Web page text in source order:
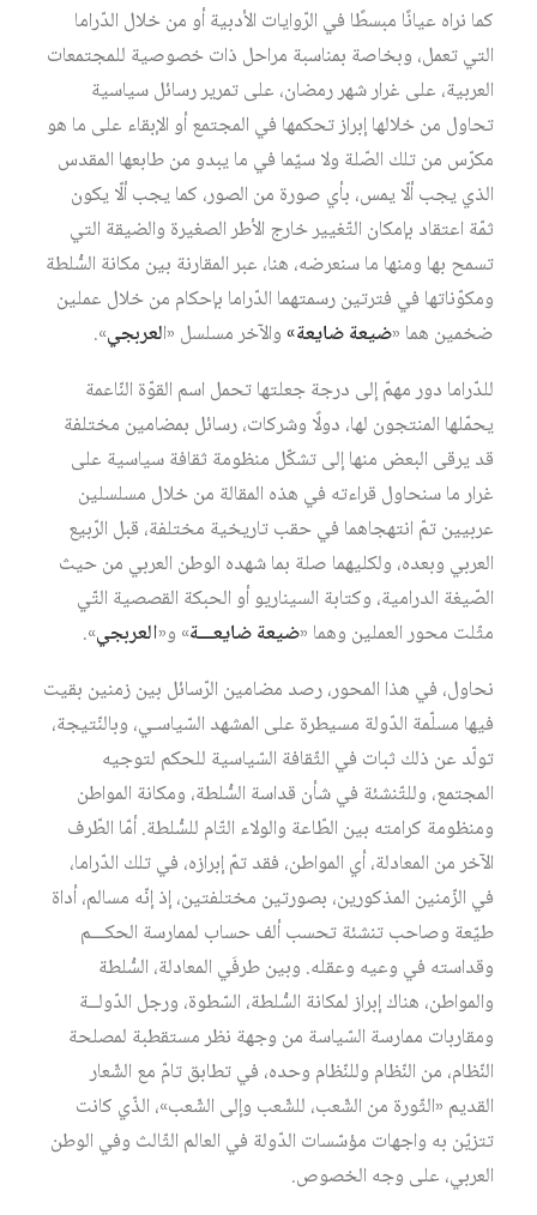
كما نراه عيانًا مبسطًا في الرّوايات الأدبية أو من خلال الدّراما
التي تعمل، وبخاصة بمناسبة مراحل ذات خصوصية للمجتمعات
العربية، على غرار شهر رمضان، على تمرير رسائل سياسية
تحاول من خلالها إبراز تحكمها في المجتمع أو الإبقاء على ما هو
مكرّس من تلك الصّلة ولا سيّما في ما يبدو من طابعها المقدس
الذي يجب ألّا يمس، بأي صورة من الصور، كما يجب ألّا يكون
ثمّة اعتقاد بإمكان التّغيير خارج الأطر الصغيرة والضيقة التي
تسمح بها ومنها ما سنعرضه، هنا، عبر المقارنة بين مكانة السُّلطة
ومكوّناتها في فترتين رسمتهما الدّراما بإحكام من خلال عملين
ضخمين هما «ضيعة ضايعة»والآخر مسلسل «العربجي».
للدّراما دور مهمّ إلى درجة جعلتها تحمل اسم القوّة النّاعمة
يحمّلها المنتجون لها، دولًا وشركات، رسائل بمضامين مختلفة
قد يرقى البعض منها إلى تشكّل منظومة ثقافة سياسية على
غرار ما سنحاول قراءته في هذه المقالة من خلال مسلسلين
عربيين تمّ انتهجاهما في حقب تاريخية مختلفة، قبل الرّبيع
العربي وبعده، ولكليهما صلة بما شهده الوطن العربي من حيث
الصّيغة الدرامية، وكتابة السيناريو أو الحبكة القصصية التّي
مثّلت محور العملين وهما «ضيعة ضايعـــة» و«العربجي».
نحاول، في هذا المحور، رصد مضامين الرّسائل بين زمنين بقيت
فيها مسلّمة الدّولة مسيطرة على المشهد السّياسـي، وبالنّتيجة،
تولّد عن ذلك ثبات في الثّقافة السّياسية للحكم لتوجيه
المجتمع، وللتّنشئة في شأن قداسة السُّلطة، ومكانة المواطن
ومنظومة كرامته بين الطّاعة والولاء التّام للسُّلطة. أمّا الطّرف
الآخر من المعادلة، أي المواطن، فقد تمّ إبرازه، في تلك الدّراما،
في الزّمنين المذكورين، بصورتين مختلفتين، إذ إنّه مسالم، أداة
طيّعة وصاحب تنشئة تحسب ألف حساب لممارسة الحكـــم
وقداسته في وعيه وعقله. وبين طرفَي المعادلة، السُّلطة
والمواطن، هناك إبراز لمكانة السُّلطة، السّطوة، ورجل الدّولــة
ومقاربات ممارسة السّياسة من وجهة نظر مستقطبة لمصلحة
النّظام، من النّظام وللنّظام وحده، في تطابق تامّ مع الشّعار
القديم «الثّورة من الشّعب، للشّعب وإلى الشّعب»، الذّي كانت
تتزيّن به واجهات مؤسّسات الدّولة في العالم الثّالث وفي الوطن
العربي، على وجه الخصوص.